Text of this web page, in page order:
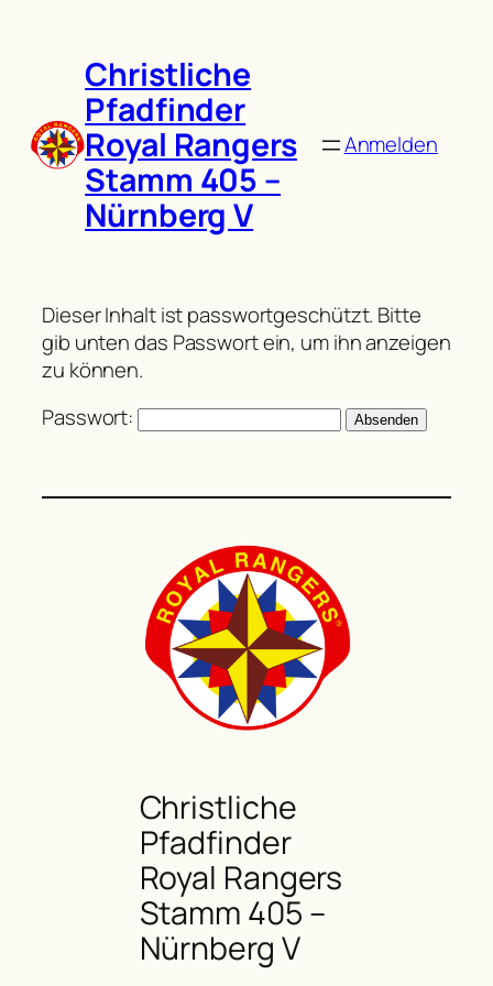
springenChristliche
Pfadfinder
Royal Rangers
Stamm 405 –
Nürnberg V
Anmelden
Dieser Inhalt ist passwortgeschützt. Bitte
gib unten das Passwort ein, um ihn anzeigen
zu können.
Passwort:
Christliche
Pfadfinder
Royal Rangers
Stamm 405 –
Nürnberg V